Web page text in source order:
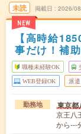
未読
NEW
掲載日 2026/
【高時給
事だけ！補
職種未経験OK
WEB登録OK 派遣
勤務地 東京都
京王八
から---